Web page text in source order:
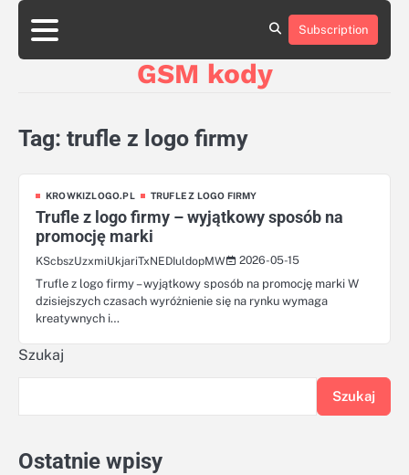
Skip
content
aluminumboatplans.com
dobra-
plywoodboatplans.com
ujednoznaczniające
aluminumboatplans.com
dobra-
ujednoznaczniające
Kontakt
Kontakt
Subscription
GSM kody
Tag: trufle z logo firmy
KROWKIZLOGO.PL TRUFLE Z LOGO FIRMY
Trufle z logo firmy – wyjątkowy sposób na
promocję marki
KScbszUzxmiUkjariTxNEDIuldopMW
2026-05-15
Trufle z logo firmy – wyjątkowy sposób na promocję marki W
dzisiejszych czasach wyróżnienie się na rynku wymaga
kreatywnych i…
Szukaj
Szukaj
Ostatnie wpisy